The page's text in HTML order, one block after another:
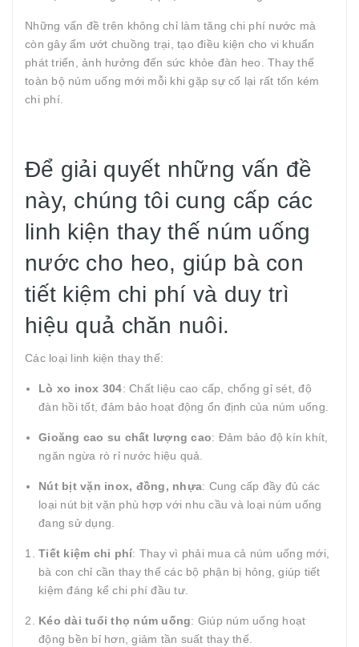
Những vấn đề trên không chỉ làm tăng chi phí nước mà
còn gây ẩm ướt chuồng trại, tạo điều kiện cho vi khuẩn
phát triển, ảnh hưởng đến sức khỏe đàn heo. Thay thế
toàn bộ núm uống mới mỗi khi gặp sự cố lại rất tốn kém
chi phí.
Để giải quyết những vấn đề
này, chúng tôi cung cấp các
linh kiện thay thế núm uống
nước cho heo, giúp bà con
tiết kiệm chi phí và duy trì
hiệu quả chăn nuôi.
Các loại linh kiện thay thế:
Lò xo inox 304: Chất liệu cao cấp, chống gỉ sét, độ
đàn hồi tốt, đảm bảo hoạt động ổn định của núm uống.
Gioăng cao su chất lượng cao: Đảm bảo độ kín khít,
ngăn ngừa rò rỉ nước hiệu quả.
Nút bịt vặn inox, đồng, nhựa: Cung cấp đầy đủ các
loại nút bịt vặn phù hợp với nhu cầu và loại núm uống
đang sử dụng.
Tiết kiệm chi phí: Thay vì phải mua cả núm uống mới,
bà con chỉ cần thay thế các bộ phận bị hỏng, giúp tiết
kiệm đáng kể chi phí đầu tư.
Kéo dài tuổi thọ núm uống: Giúp núm uống hoạt
động bền bỉ hơn, giảm tần suất thay thế.